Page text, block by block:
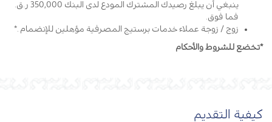
ينبغي أن يبلغ رصيدك المشترك المودع لدى البنك 350,000 ر.ق.
فما فوق.
زوج / زوجة عملاء خدمات برستيج المصرفية مؤهلين للإنضمام .*
*تخضع للشروط والأحكام
كيفية التقديم‎